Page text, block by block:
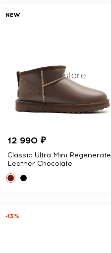
NEW
12 990 ₽
Classic Ultra Mini Regenerate
Leather Chocolate
-13%